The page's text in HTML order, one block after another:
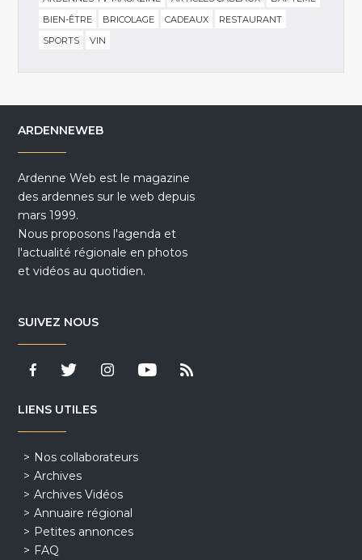
BIEN-ÊTRE
BRICOLAGE CADEAUX
RESTAURANT
SPORTS
VIN
ARDENNEWEB
Ardenne Web est le magazine
des ardennes sur le web depuis
mars 1999.
Nous proposons l'agenda et
l'actualité régionale en photos
et vidéos au quotidien.
SUIVEZ NOUS
LIENS UTILES
Nos collaborateurs
Archives
Archives Vidéos
Annuaire régional
Petites annonces
FAQ